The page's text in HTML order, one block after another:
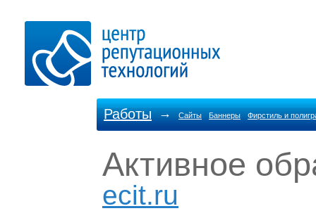
Работы → Сайты Баннеры Фирстиль и
Активное
ecit.ru